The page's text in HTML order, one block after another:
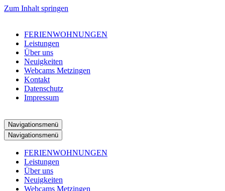
Zum Inhalt springen
FERIENWOHNUNGEN
Leistungen
Über uns
Neuigkeiten
Webcams Metzingen
Kontakt
Datenschutz
Impressum
Navigationsmenü
Navigationsmenü
FERIENWOHNUNGEN
Leistungen
Über uns
Neuigkeiten
Webcams Metzingen